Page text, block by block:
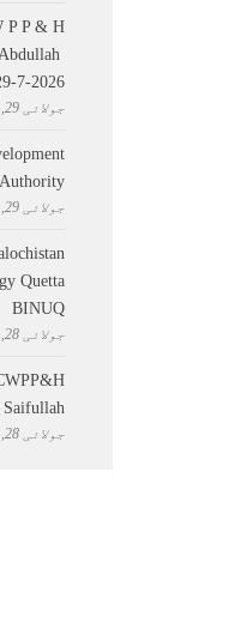
P P & H
7-2026
جولائی 29, 2026
Authority
جولائی 29, 2026
Quetta
BINUQ
جولائی 28, 2026
جولائی 28, 2026